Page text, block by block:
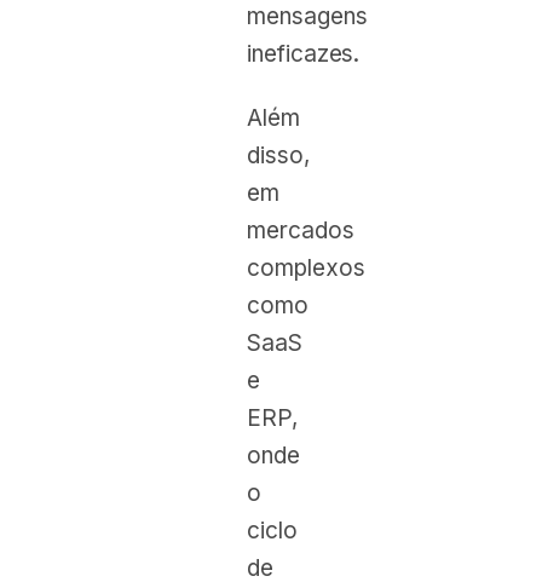
mensagens
ineficazes.
Além
disso,
em
mercados
complexos
como
SaaS
e
ERP,
onde
o
ciclo
de